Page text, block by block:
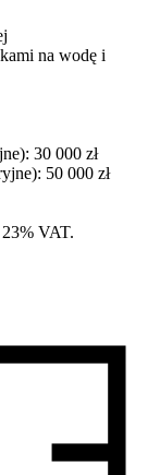
na wodę i
30 000 zł
50 000 zł
VAT.